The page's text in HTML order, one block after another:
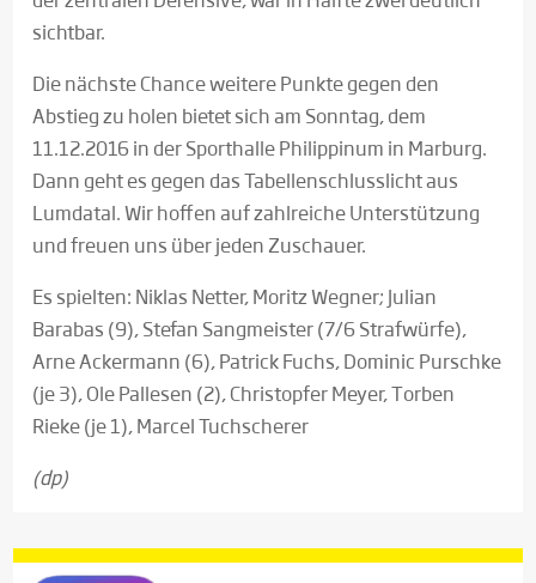
sichtbar.
Die nächste Chance weitere Punkte gegen den
Abstieg zu holen bietet sich am Sonntag, dem
11.12.2016 in der Sporthalle Philippinum in Marburg.
Dann geht es gegen das Tabellenschlusslicht aus
Lumdatal. Wir hoffen auf zahlreiche Unterstützung
und freuen uns über jeden Zuschauer.
Es spielten: Niklas Netter, Moritz Wegner; Julian
Barabas (9), Stefan Sangmeister (7/6 Strafwürfe),
Arne Ackermann (6), Patrick Fuchs, Dominic Purschke
(je 3), Ole Pallesen (2), Christopfer Meyer, Torben
Rieke (je 1), Marcel Tuchscherer
(dp)